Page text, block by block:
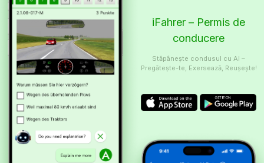
iFahrer – Permis de
conducere
Stăpânește condusul cu AI –
Pregătește-te, Exersează, Reușește!